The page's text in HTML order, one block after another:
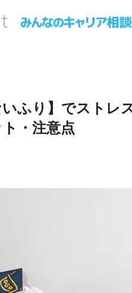
いふり】でスト
・注意点